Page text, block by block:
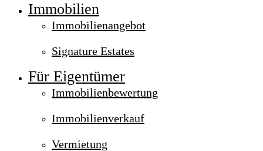
Immobilien
Immobilienangebot
Signature Estates
Für Eigentümer
Immobilienbewertung
Immobilienverkauf
Vermietung